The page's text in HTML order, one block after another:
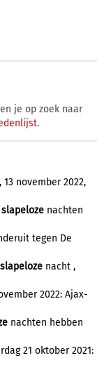
je op zoek naar
.
november 2022,
slapeloze nachten
tegen De
slapeloze nacht ,
2022: Ajax-
nachten hebben
21 oktober 2021: